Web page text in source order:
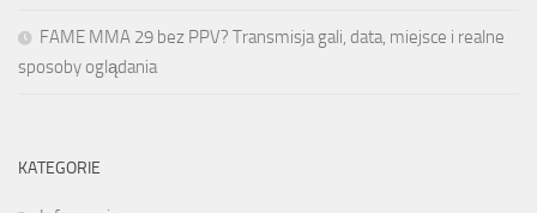
FAME MMA 29 bez PPV? Transmisja gali, data, miejsce i realne
sposoby oglądania
KATEGORIE